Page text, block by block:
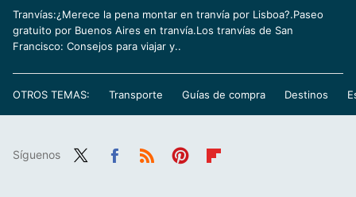
Tranvías:¿Merece la pena montar en tranvía por Lisboa?.Paseo
gratuito por Buenos Aires en tranvía.Los tranvías de San
Francisco: Consejos para viajar y..
OTROS TEMAS: Transporte Guías de compra Destinos
Síguenos